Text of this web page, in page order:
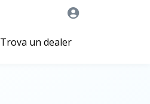
Trova un dealer